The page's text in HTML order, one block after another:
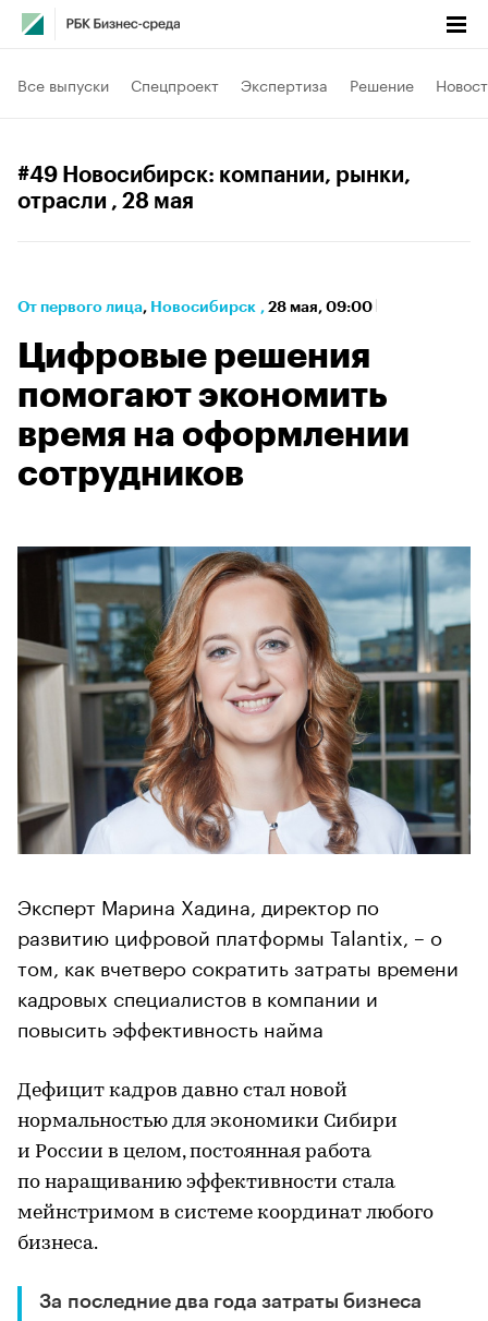
Все выпуски Спецпроект Экспертиза Решение
#49 Новосибирск: компании, рынки,
отрасли , 28 мая
От первого лица⁠, Новосибирск , 28 мая, 09:00
Цифровые решения
помогают экономить
время на оформлении
сотрудников
Эксперт Марина Хадина, директор по
развитию цифровой платформы Talantix, – о
том, как вчетверо сократить затраты времени
кадровых специалистов в компании и
повысить эффективность найма
Дефицит кадров давно стал новой
нормальностью для экономики Сибири
и России в целом, постоянная работа
по наращиванию эффективности стала
мейнстримом в системе координат любого
бизнеса.
За последние два года затраты бизнеса